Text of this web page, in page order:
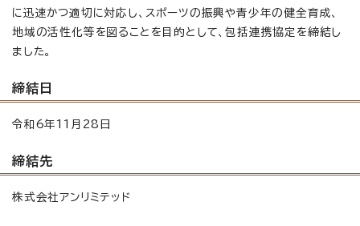
に迅速かつ適切に対応し、スポーツの振興や青少年の健全育成、
地域の活性化等を図ることを目的として、包括連携協定を締結し
ました。
締結日
令和6年11月28日
締結先
株式会社アンリミテッド